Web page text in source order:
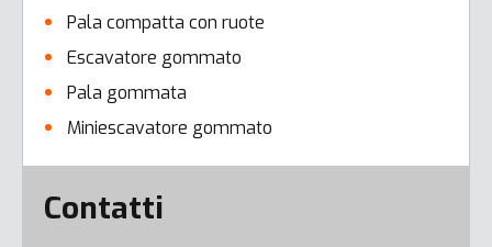
Pala compatta con ruote
Escavatore gommato
Pala gommata
Miniescavatore gommato
Error here
Contatti